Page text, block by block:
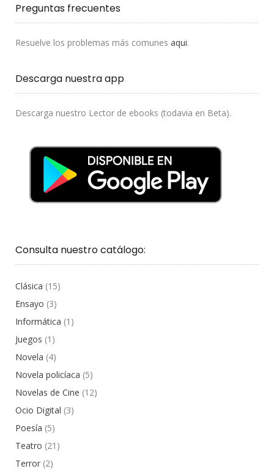
Preguntas frecuentes
Resuelve los problemas más comunes aqui.
Descarga nuestra app
Descarga nuestro Lector de ebooks (todavia en Beta).
Consulta nuestro catálogo:
Clásica (15)
Ensayo (3)
Informática (1)
Juegos (1)
Novela (4)
Novela policíaca (5)
Novelas de Cine (12)
Ocio Digital (3)
Poesía (5)
Teatro (21)
Terror (2)